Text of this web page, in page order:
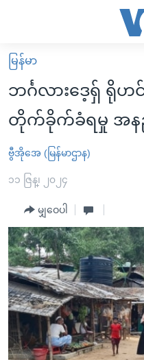
လွယ်ကူ
စေ
သည့်
Link
များ
ပင်မ
ကျော်
ကြည့်
ရန်
ပင်မ
အ
ညွန်း
စာမျက်နှာ
မူလစာမျက်နှာ
မြန်မာ
ကမ္ဘာ့သတင်းများ
နိုင်ငံတကာ
အမေရိကန်
အစ္စရေး-ပါလက်စတိုင်း
ဗွီဒီယို
သတင်းလွတ်လပ်ခွင့်
အင်္ဂလိပ်စာလေ့လာမယ်
အမေရိကန်သုံးအီဒီယံ
မကြေးမုံရဲ့ အင်္ဂလိပ်စာ
ရုပ်ရှင်ထဲက အင်္ဂလိပ်စာ
သုတပဒေသာ အင်္ဂလိပ်စာ
အပတ်စဉ်ကဏ္ဍများ
ရေဒီယို
တီဗွီ
ရေဒီယိုနှင့်ရုပ်သံ အချက်အလ
ရေဒီယို/တီဗွီအစီအစဉ်
Learning English
မြန်မာ
ဘင်္ဂလားဒေ့ရှ် ရိုဟင်
တိုက်ခိုက်ခံရမှု အန
ဗွီအိုအေ (မြန်မာဌာန)
၁၁ ဇြန္၊ ၂၀၂၄
မျှဝေပါ